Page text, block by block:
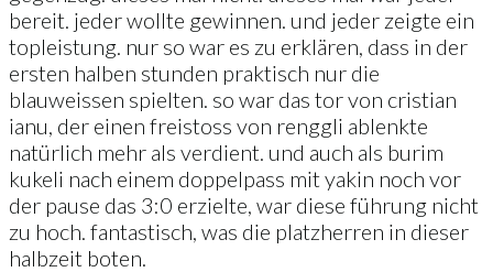
bereit. jeder wollte gewinnen. und jeder zeigte ein
topleistung. nur so war es zu erklären, dass in der
ersten halben stunden praktisch nur die
blauweissen spielten. so war das tor von cristian
ianu, der einen freistoss von renggli ablenkte
natürlich mehr als verdient. und auch als burim
kukeli nach einem doppelpass mit yakin noch vor
der pause das 3:0 erzielte, war diese führung nicht
zu hoch. fantastisch, was die platzherren in dieser
halbzeit boten.